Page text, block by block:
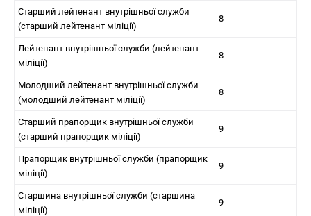
Старший лейтенант внутрішньої служби
(старший лейтенант міліції)
8
Лейтенант внутрішньої служби (лейтенант
міліції)
8
Молодший лейтенант внутрішньої служби
(молодший лейтенант міліції)
8
Старший прапорщик внутрішньої служби
(старший прапорщик міліції)
9
Прапорщик внутрішньої служби (прапорщик
міліції)
9
Старшина внутрішньої служби (старшина
міліції)
9